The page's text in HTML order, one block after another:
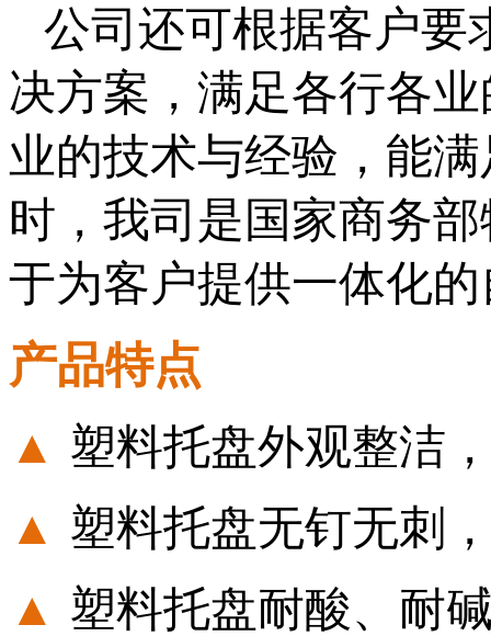
公司还可根据客户要
决方案，满足各行各
业的技术与经验，能
时，我司是国家商务
于为客户提供一体化
产品特点
▲ 塑料托盘外观整洁
▲ 塑料托盘无钉无刺
▲ 塑料托盘耐酸、耐